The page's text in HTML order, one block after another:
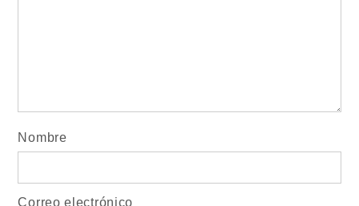
Nombre
Correo electrónico